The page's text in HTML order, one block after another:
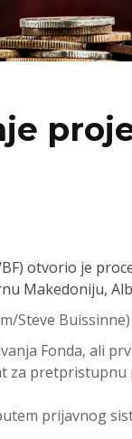
otvorio je
Makedoniju,
Steve Buissinne)
Fonda, ali
za pretpristupnu
prijavnog